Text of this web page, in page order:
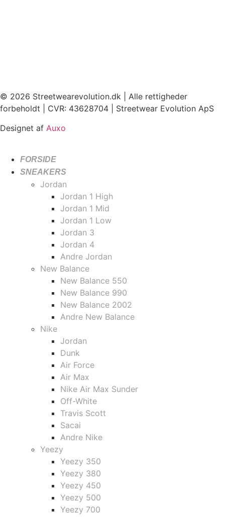
© 2026 Streetwearevolution.dk | Alle rettigheder
forbeholdt | CVR: 43628704 | Streetwear Evolution ApS
Designet af Auxo
FORSIDE
SNEAKERS
Jordan
Jordan 1 High
Jordan 1 Mid
Jordan 1 Low
Jordan 3
Jordan 4
Andre Jordan
New Balance
New Balance 550
New Balance 990
New Balance 2002
Andre New Balance
Nike
Jordan
Dunk
Air Force
Air Max
Nike Air Max Sunder
Off-White
Travis Scott
Sacai
Andre Nike
Yeezy
Yeezy 350
Yeezy 380
Yeezy 450
Yeezy 500
Yeezy 700